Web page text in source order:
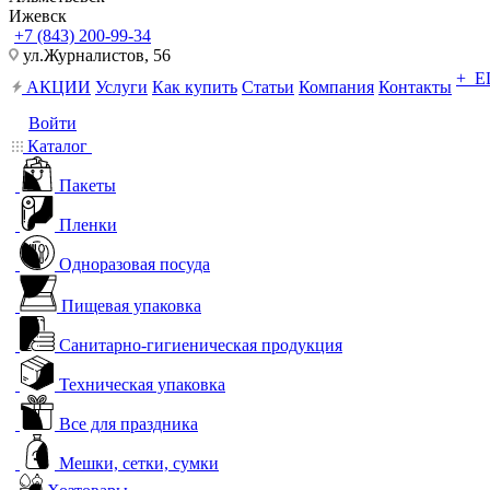
Ижевск
+7 (843) 200-99-34
ул.Журналистов, 56
АКЦИИ Услуги Как купить Статьи Компания Контакты +
Войти
Каталог
Пакеты
Пленки
Одноразовая посуда
Пищевая упаковка
Санитарно-гигиеническая продукция
Техническая упаковка
Все для праздника
Мешки, сетки, сумки